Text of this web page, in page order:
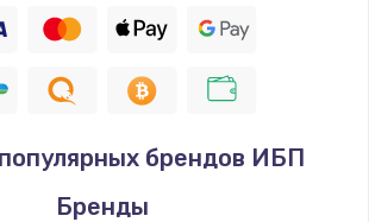
брендов ИБП
Бренды